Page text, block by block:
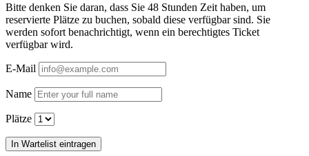
Bitte denken Sie daran, dass Sie 48 Stunden Zeit haben, um
reservierte Plätze zu buchen, sobald diese verfügbar sind. Sie
werden sofort benachrichtigt, wenn ein berechtigtes Ticket
verfügbar wird.
E-Mail
Name
Plätze